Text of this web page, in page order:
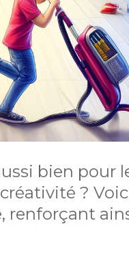
bien pour
?
renforçant